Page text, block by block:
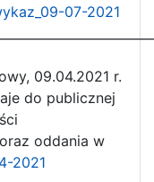
07-2021
09.04.2021 r.
do publicznej
oddania w
2021